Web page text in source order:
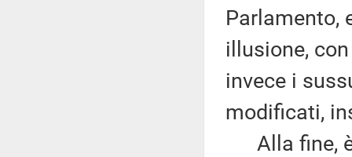
Parlamento,
illusione,
invece i
modificati,
Alla fine, è